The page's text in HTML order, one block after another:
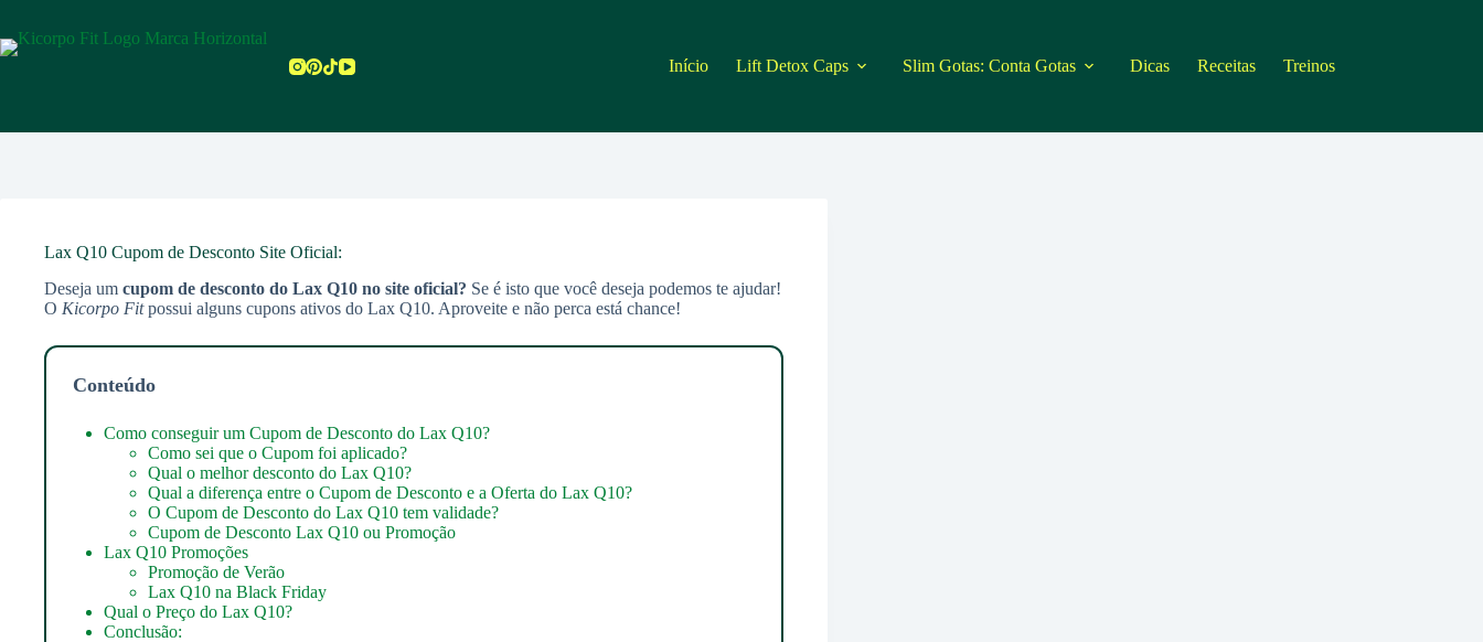
para
o
Início Lift Detox Caps Slim Gotas: Conta Gotas Dicas Receitas Treinos
Lax Q10 Cupom de Desconto Site Oficial:
Deseja um cupom de desconto do Lax Q10 no site oficial? Se é isto que você deseja podemos te ajudar!
O Kicorpo Fitpossui alguns cupons ativos do Lax Q10. Aproveite e não perca está chance!
Conteúdo
Como conseguir um Cupom de Desconto do Lax Q10?
Como sei que o Cupom foi aplicado?
Qual o melhor desconto do Lax Q10?
Qual a diferença entre o Cupom de Desconto e a Oferta do Lax Q10?
O Cupom de Desconto do Lax Q10 tem validade?
Cupom de Desconto Lax Q10 ou Promoção
Lax Q10 Promoções
Promoção de Verão
Lax Q10 na Black Friday
Qual o Preço do Lax Q10?
Conclusão: